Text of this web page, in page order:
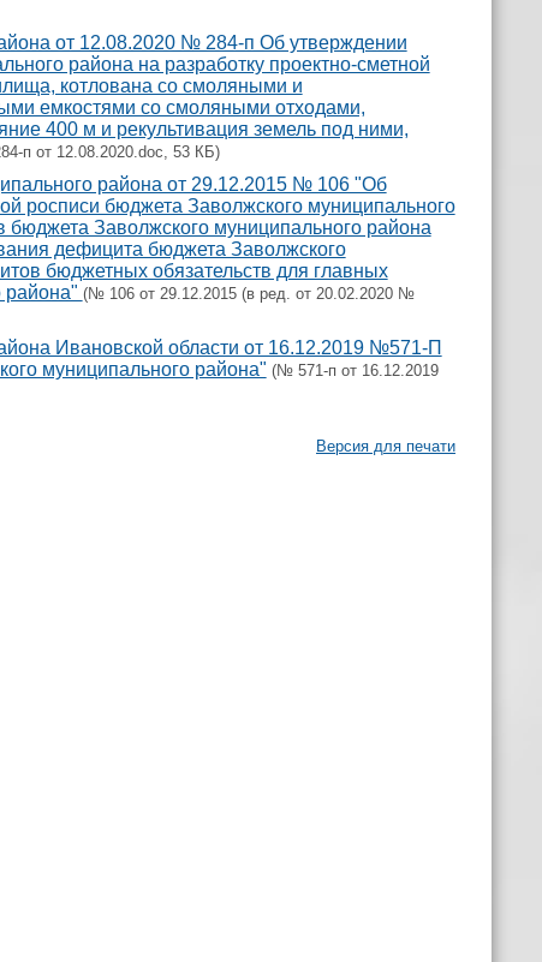
от 12.08.2020 № 284-п Об утверждении
района на разработку проектно-сметной
котлована со смоляными и
емкостями со смоляными отходами,
400 м и рекультивация земель под ними,
п от 12.08.2020.doc, 53 КБ)
района от 29.12.2015 № 106 "Об
росписи бюджета Заволжского муниципального
Заволжского муниципального района
дефицита бюджета Заволжского
бюджетных обязательств для главных
района" (№ 106 от 29.12.2015 (в ред. от 20.02.2020 №
Ивановской области от 16.12.2019 №571-П
муниципального района" (№ 571-п от 16.12.2019
Версия для печати